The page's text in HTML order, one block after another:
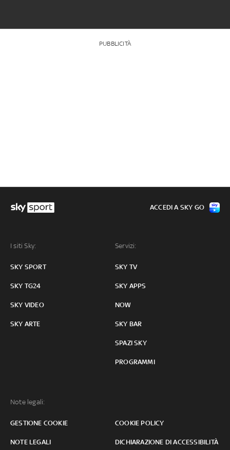
PUBBLICITÀ
I siti Sky:
SKY SPORT
SKY TG24
SKY VIDEO
SKY ARTE
Servizi:
SKY TV
SKY APPS
NOW
SKY BAR
SPAZI SKY
PROGRAMMI
Note legali:
GESTIONE COOKIE COOKIE POLICY
NOTE LEGALI DICHIARAZIONE DI ACCESSIBILITÀ
ACCEDI A SKY GO